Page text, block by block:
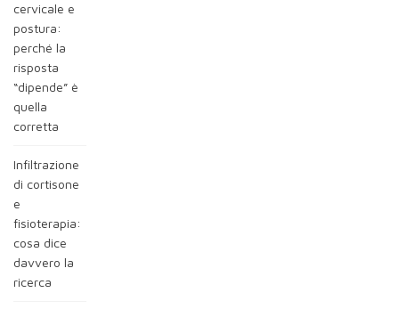
cervicale e
postura:
perché la
risposta
“dipende” è
quella
corretta
Infiltrazione
di cortisone
e
fisioterapia:
cosa dice
davvero la
ricerca